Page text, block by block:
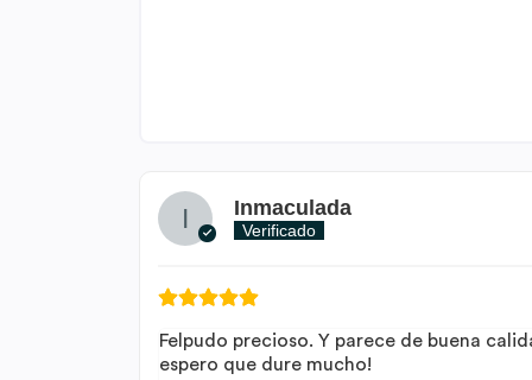
Inmaculada
Verificado
Felpudo precioso. Y parece de buena
espero que dure mucho!